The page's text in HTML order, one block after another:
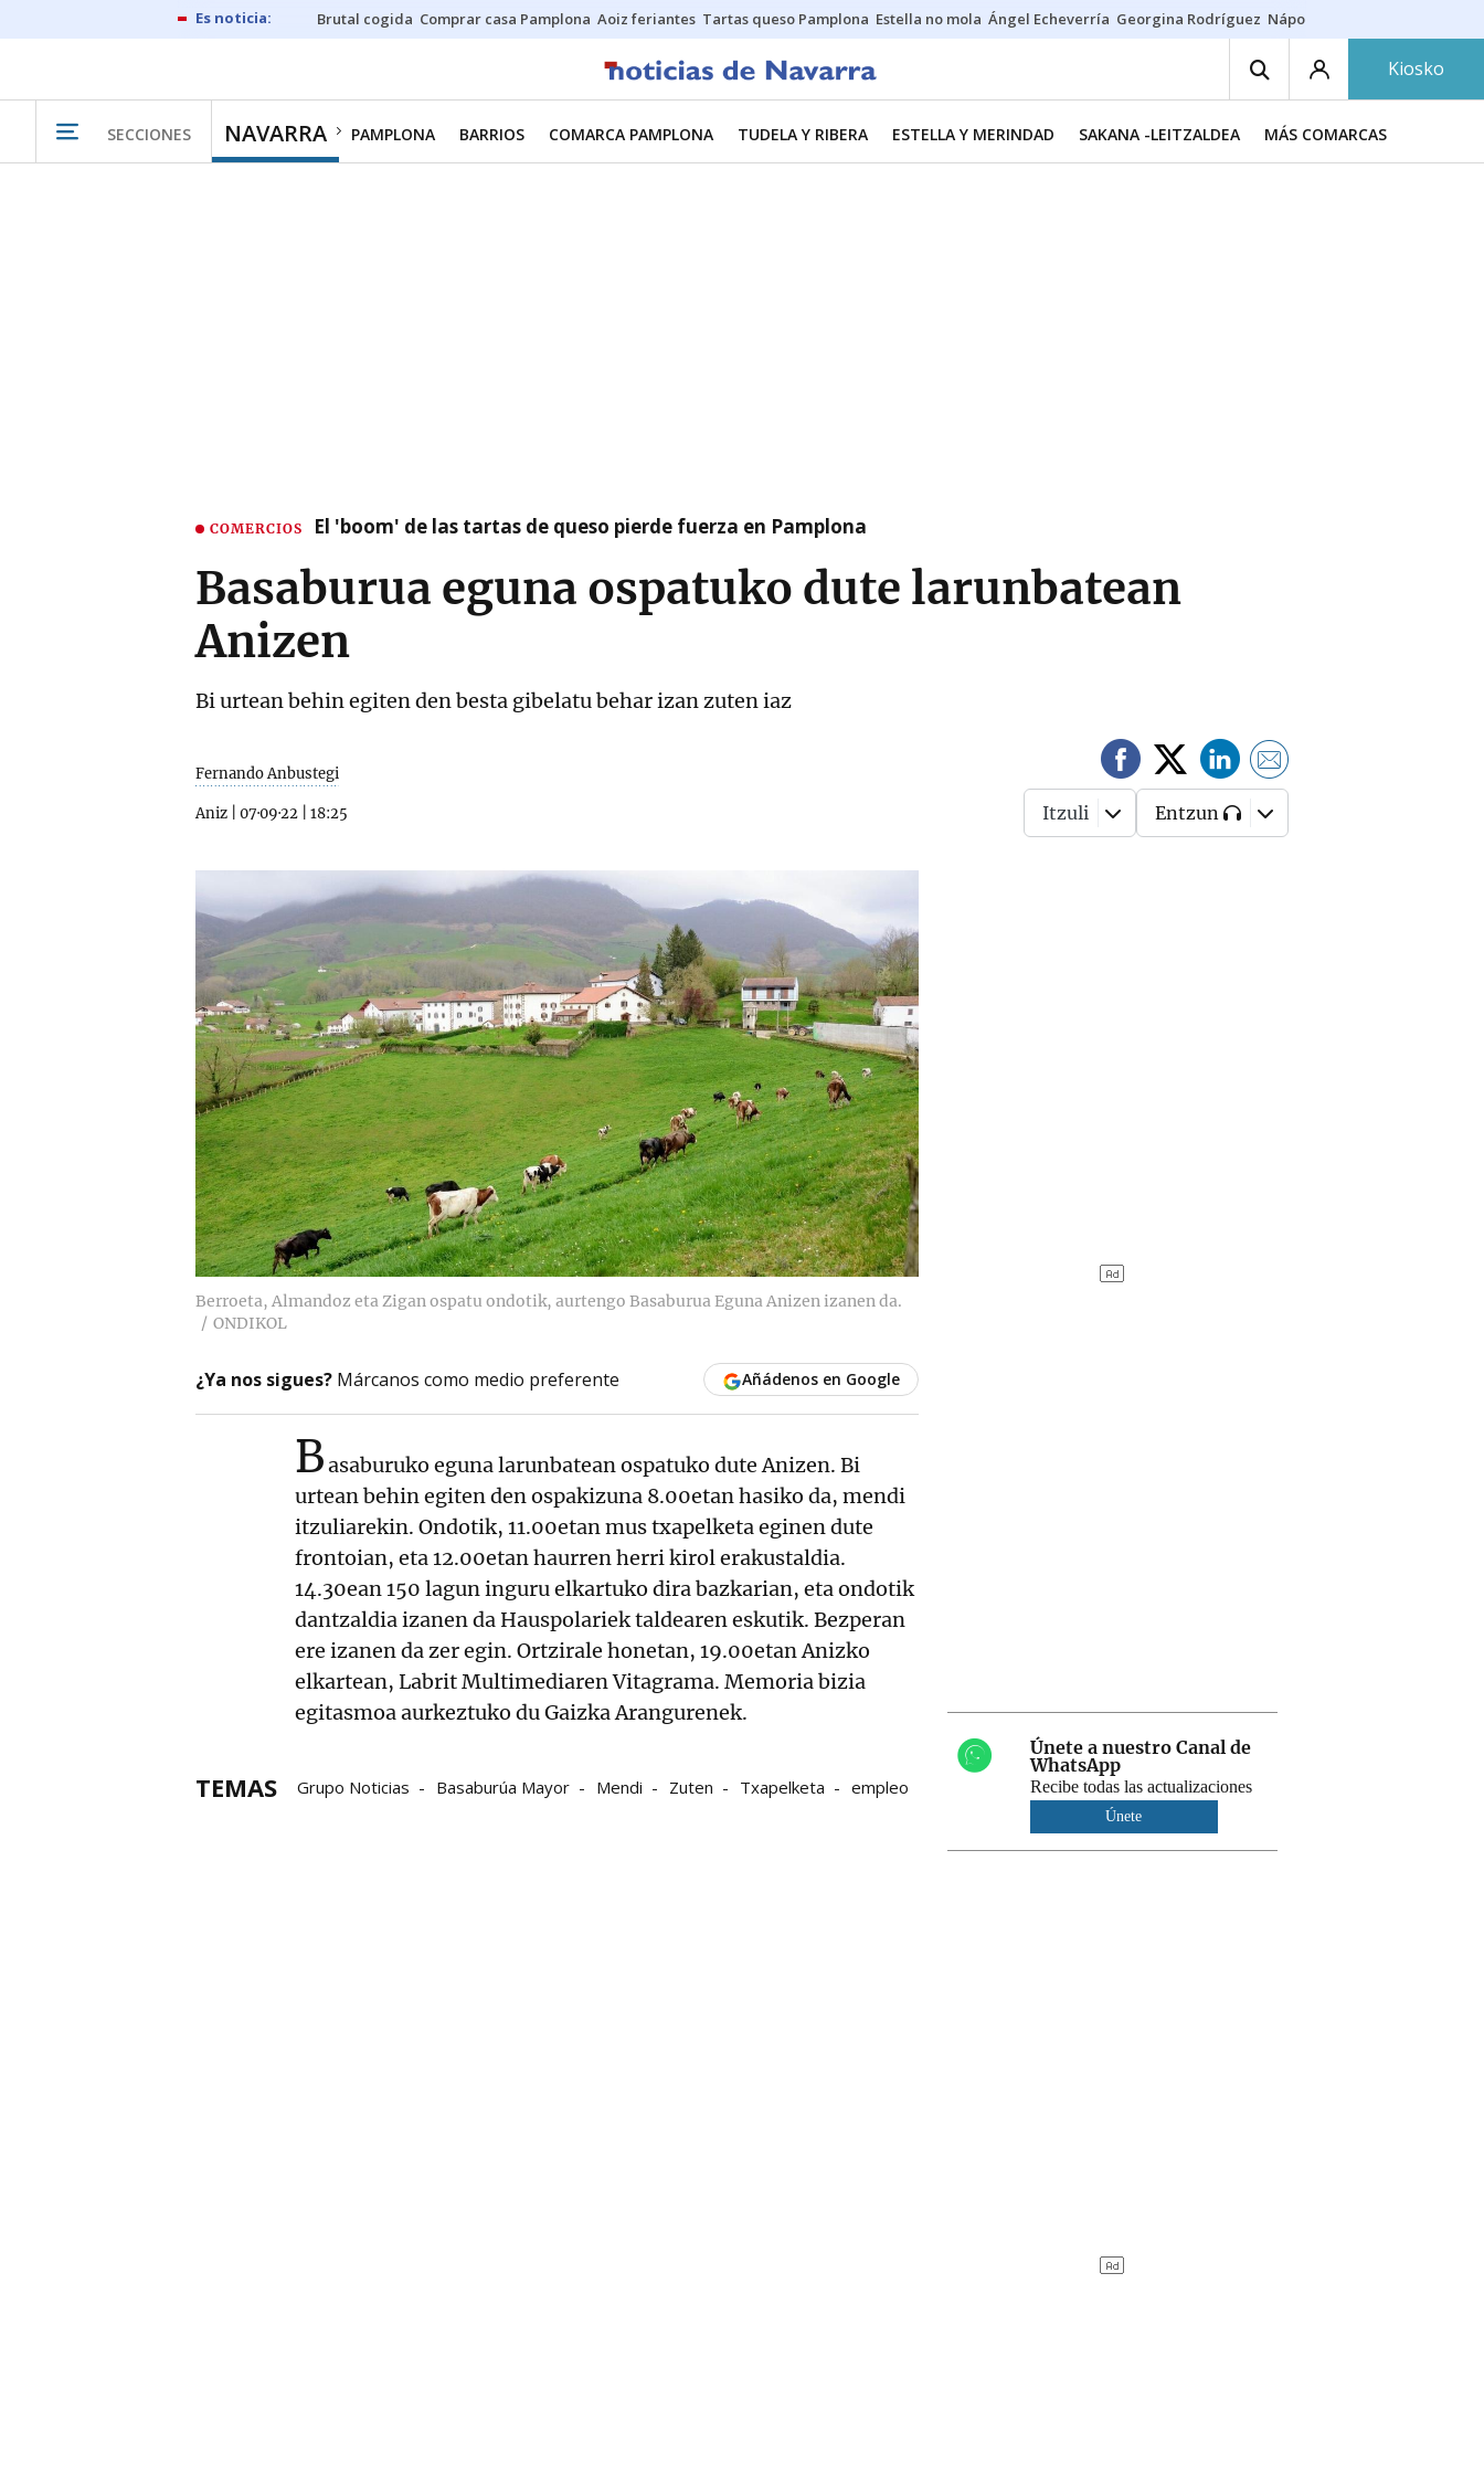
Brutal cogida Comprar casa Pamplona Aoiz feriantes Tartas queso Pamplona Estella no mola Ángel Echeverría Georgina Rodríguez Nápoles - Osasuna
Kiosko
SECCIONES NAVARRA PAMPLONA BARRIOS COMARCA PAMPLONA TUDELA Y RIBERA ESTELLA Y MERINDAD SAKANA -LEITZALDEA MÁS COMARCAS
COMERCIOS El 'boom' de las tartas de queso pierde fuerza en Pamplona
Basaburua eguna ospatuko dute larunbatean
Anizen
Bi urtean behin egiten den besta gibelatu behar izan zuten iaz
Fernando Anbustegi
Aniz 07·09·22 18:25 Itzuli Entzun
Berroeta, Almandoz eta Zigan ospatu ondotik, aurtengo Basaburua Eguna Anizen izanen da.
ONDIKOL
¿Ya nos sigues? Márcanos como medio preferente Añádenos en Google
Basaburuko eguna larunbatean ospatuko dute Anizen. Bi
urtean behin egiten den ospakizuna 8.00etan hasiko da, mendi
itzuliarekin. Ondotik, 11.00etan mus txapelketa eginen dute
frontoian, eta 12.00etan haurren herri kirol erakustaldia.
14.30ean 150 lagun inguru elkartuko dira bazkarian, eta ondotik
dantzaldia izanen da Hauspolariek taldearen eskutik. Bezperan
ere izanen da zer egin. Ortzirale honetan, 19.00etan Anizko
elkartean, Labrit Multimediaren Vitagrama. Memoria bizia
egitasmoa aurkeztuko du Gaizka Arangurenek.
TEMAS Grupo Noticias Basaburúa Mayor Mendi Zuten Txapelketa empleo
Únete a nuestro Canal de
WhatsApp
Recibe todas las actualizaciones
Únete